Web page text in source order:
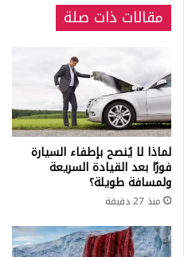
مقالات ذات صلة
لماذا لا يُنصح بإطفاء السيارة
فورًا بعد القيادة السريعة
ولمسافة طويلة؟
منذ 27 دقيقة